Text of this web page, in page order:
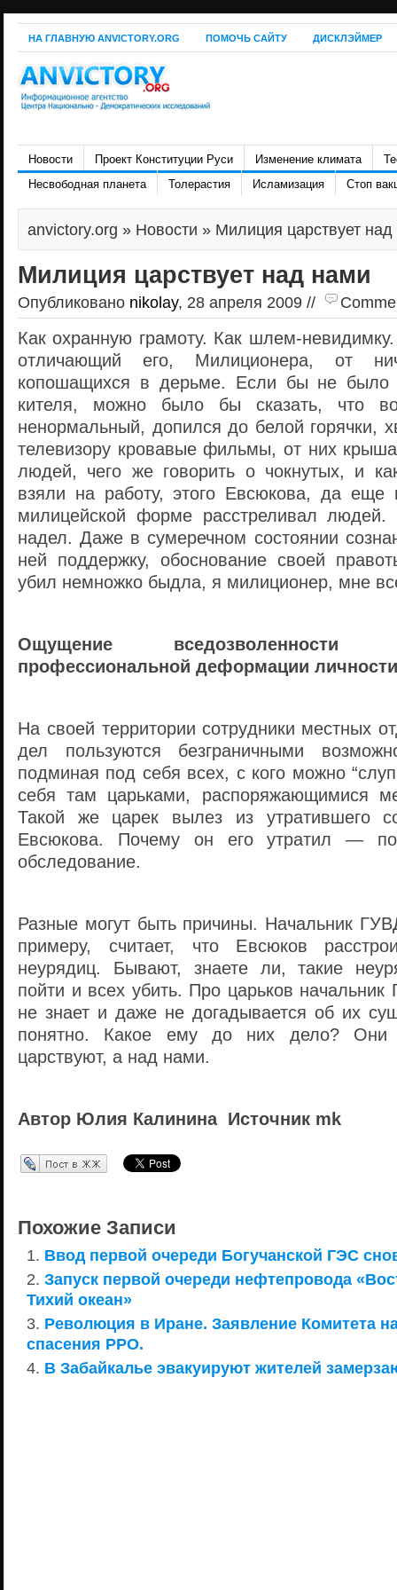
НА ГЛАВНУЮ ANVICTORY.ORG ПОМОЧЬ САЙТУ ДИСКЛЭЙМЕР
Новости Проект Конституции Руси Изменение климата
Несвободная планета
Толерастия Исламизация Стоп
anvictory.org » Новости » Милиция царствует
Милиция царствует над нами
Опубликовано nikolay, 28 апреля 2009 //
Как охранную грамоту. Как шлем-
отличающий его, Милиционера, от
копошащихся в дерьме. Если бы не было
кителя, можно было бы сказать, что
ненормальный, допился до белой горячки,
телевизору кровавые фильмы, от них
людей, чего же говорить о чокнутых, и
взяли на работу, этого Евсюкова, да
милицейской форме расстреливал
надел. Даже в сумеречном состоянии
ней поддержку, обоснование своей
убил немножко быдла, я милиционер, мне
Ощущение
профессиональной деформации
На своей территории сотрудники местных
дел пользуются безграничными
подминая под себя всех, с кого можно
себя там царьками, распоряжающимися
Такой же царек вылез из утратившего
Евсюкова. Почему он его утратил —
обследование.
Разные могут быть причины. Начальник
примеру, считает, что Евсюков
неурядиц. Бывают, знаете ли, такие
пойти и всех убить. Про царьков
не знает и даже не догадывается об их
понятно. Какое ему до них дело?
царствуют, а над нами.
Автор Юлия Калинина Источник mk
Перепост в ЖЖ
Похожие Записи
Ввод первой очереди Богучанской ГЭС
Запуск первой очереди нефтепровода
Тихий океан»
Революция в Иране. Заявление Комитета
спасения РРО.
В Забайкалье эвакуируют жителей